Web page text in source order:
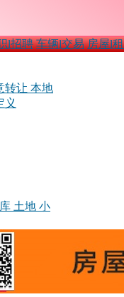
l招聘 车辆l交易 房屋l
转让 本地
义
土地 小